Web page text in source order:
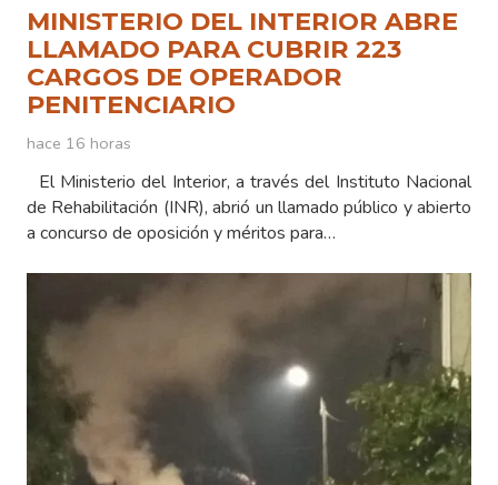
MINISTERIO DEL INTERIOR ABRE
LLAMADO PARA CUBRIR 223
CARGOS DE OPERADOR
PENITENCIARIO
hace 16 horas
El Ministerio del Interior, a través del Instituto Nacional
de Rehabilitación (INR), abrió un llamado público y abierto
a concurso de oposición y méritos para…